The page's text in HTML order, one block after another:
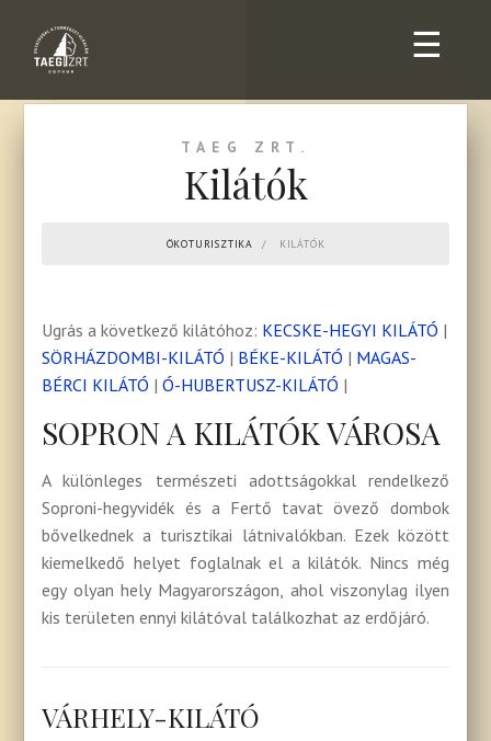
☰
TAEG ZRT.
Kilátók
ÖKOTURISZTIKA KILÁTÓK
Ugrás a következő kilátóhoz: KECSKE-HEGYI KILÁTÓ |
SÖRHÁZDOMBI-KILÁTÓ | BÉKE-KILÁTÓ | MAGAS-
BÉRCI KILÁTÓ |Ó-HUBERTUSZ-KILÁTÓ |
SOPRON A KILÁTÓK VÁROSA
A különleges természeti adottságokkal rendelkező
Soproni-hegyvidék és a Fertő tavat övező dombok
bővelkednek a turisztikai látnivalókban. Ezek között
kiemelkedő helyet foglalnak el a kilátók. Nincs még
egy olyan hely Magyarországon, ahol viszonylag ilyen
kis területen ennyi kilátóval találkozhat az erdőjáró.
VÁRHELY-KILÁTÓ